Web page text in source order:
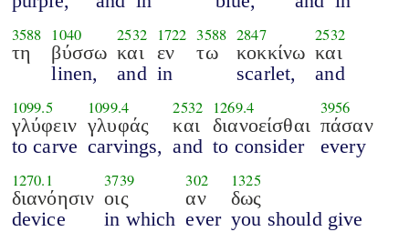
3588
τη
1040
βύσσω
linen,
2532
και
and
1722
εν
in
3588
τω
2847
κοκκίνω
scarlet,
2532
και
and
1099.5
γλύφειν
to carve
1099.4
γλυφάς
carvings,
2532
και
and
1269.4
διανοείσθαι
to consider
3956
πάσαν
every
1270.1
διανόησιν
device
3739
οις
in which
302
αν
ever
1325
δως
you should give